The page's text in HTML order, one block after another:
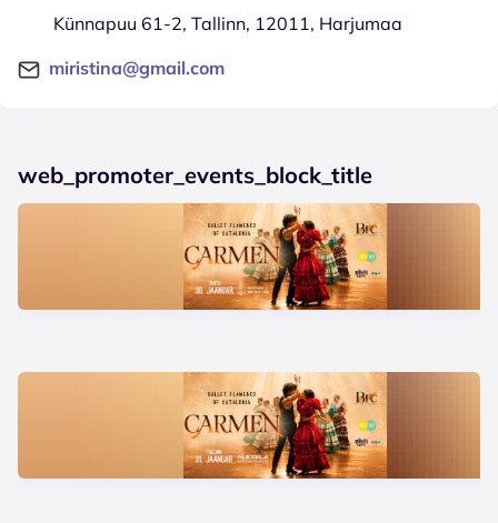
Künnapuu 61-2, Tallinn, 12011, Harjumaa
miristina@gmail.com
web_promoter_events_block_title